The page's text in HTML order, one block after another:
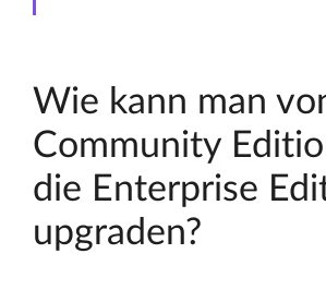
Wie kann man
Community
die Enterprise
upgraden?